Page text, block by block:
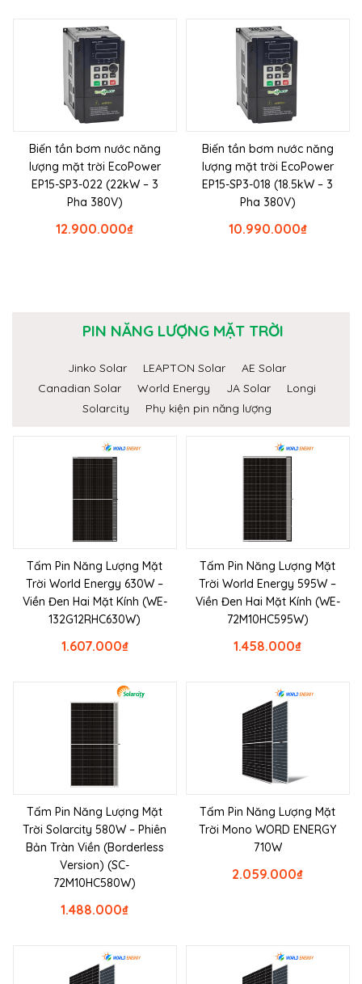
Biến tần bơm nước năng
lượng mặt trời EcoPower
EP15-SP3-022 (22kW – 3
Pha 380V)
₫
12.900.000
Biến tần bơm nước năng
lượng mặt trời EcoPower
EP15-SP3-018 (18.5kW – 3
Pha 380V)
₫
10.990.000
PIN NĂNG LƯỢNG MẶT TRỜI
Jinko Solar LEAPTON Solar
AE Solar
Canadian Solar
World Energy JA Solar
Longi
Solarcity
Phụ kiện pin năng lượng
Tấm Pin Năng Lượng Mặt
Trời World Energy 630W –
Viền Đen Hai Mặt Kính (WE-
132G12RHC630W)
₫
1.607.000
Tấm Pin Năng Lượng Mặt
Trời World Energy 595W –
Viền Đen Hai Mặt Kính (WE-
72M10HC595W)
₫
1.458.000
Tấm Pin Năng Lượng Mặt
Trời Solarcity 580W – Phiên
Bản Tràn Viền (Borderless
Version) (SC-
72M10HC580W)
₫
1.488.000
Tấm Pin Năng Lượng Mặt
Trời Mono WORD ENERGY
710W
₫
2.059.000